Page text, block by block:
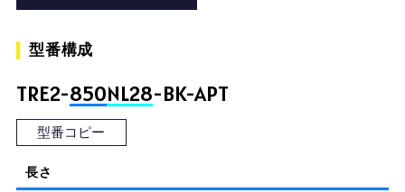
型番構成
TRE2-850NL28-BK-APT
型番コピー
長さ